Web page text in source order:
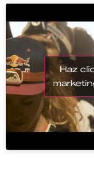
Haz